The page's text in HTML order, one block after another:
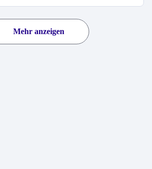
Mehr anzeigen